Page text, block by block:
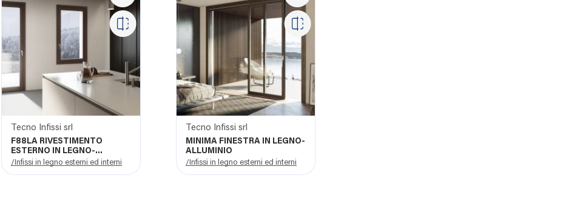
Tecno Infissi srl
F88LA RIVESTIMENTO
ESTERNO IN LEGNO-
ALLUMINIO
/Infissi in legno esterni ed interni
Tecno Infissi srl
MINIMA FINESTRA IN LEGNO-
ALLUMINIO
/Infissi in legno esterni ed interni